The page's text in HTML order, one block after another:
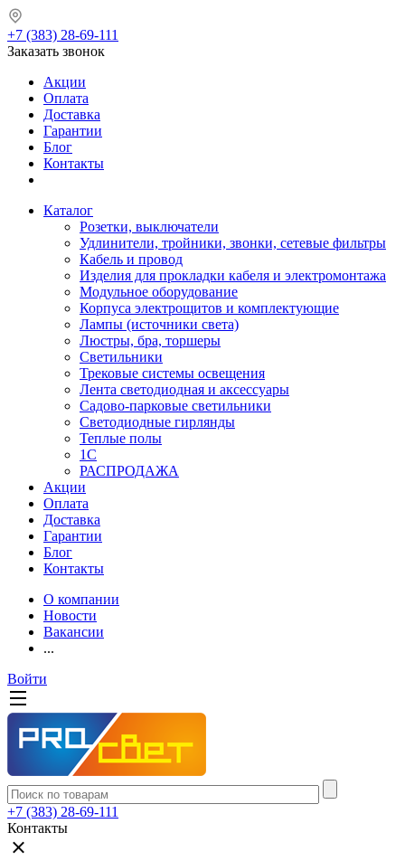
+7 (383) 28-69-111
Заказать звонок
Акции
Оплата
Доставка
Гарантии
Блог
Контакты
Каталог
Розетки, выключатели
Удлинители, тройники, звонки, сетевые фильтры
Кабель и провод
Изделия для прокладки кабеля и электромонтажа
Модульное оборудование
Корпуса электрощитов и комплектующие
Лампы (источники света)
Люстры, бра, торшеры
Светильники
Трековые системы освещения
Лента светодиодная и аксессуары
Садово-парковые светильники
Светодиодные гирлянды
Теплые полы
1С
РАСПРОДАЖА
Акции
Оплата
Доставка
Гарантии
Блог
Контакты
О компании
Новости
Вакансии
...
Войти
+7 (383) 28-69-111
Контакты